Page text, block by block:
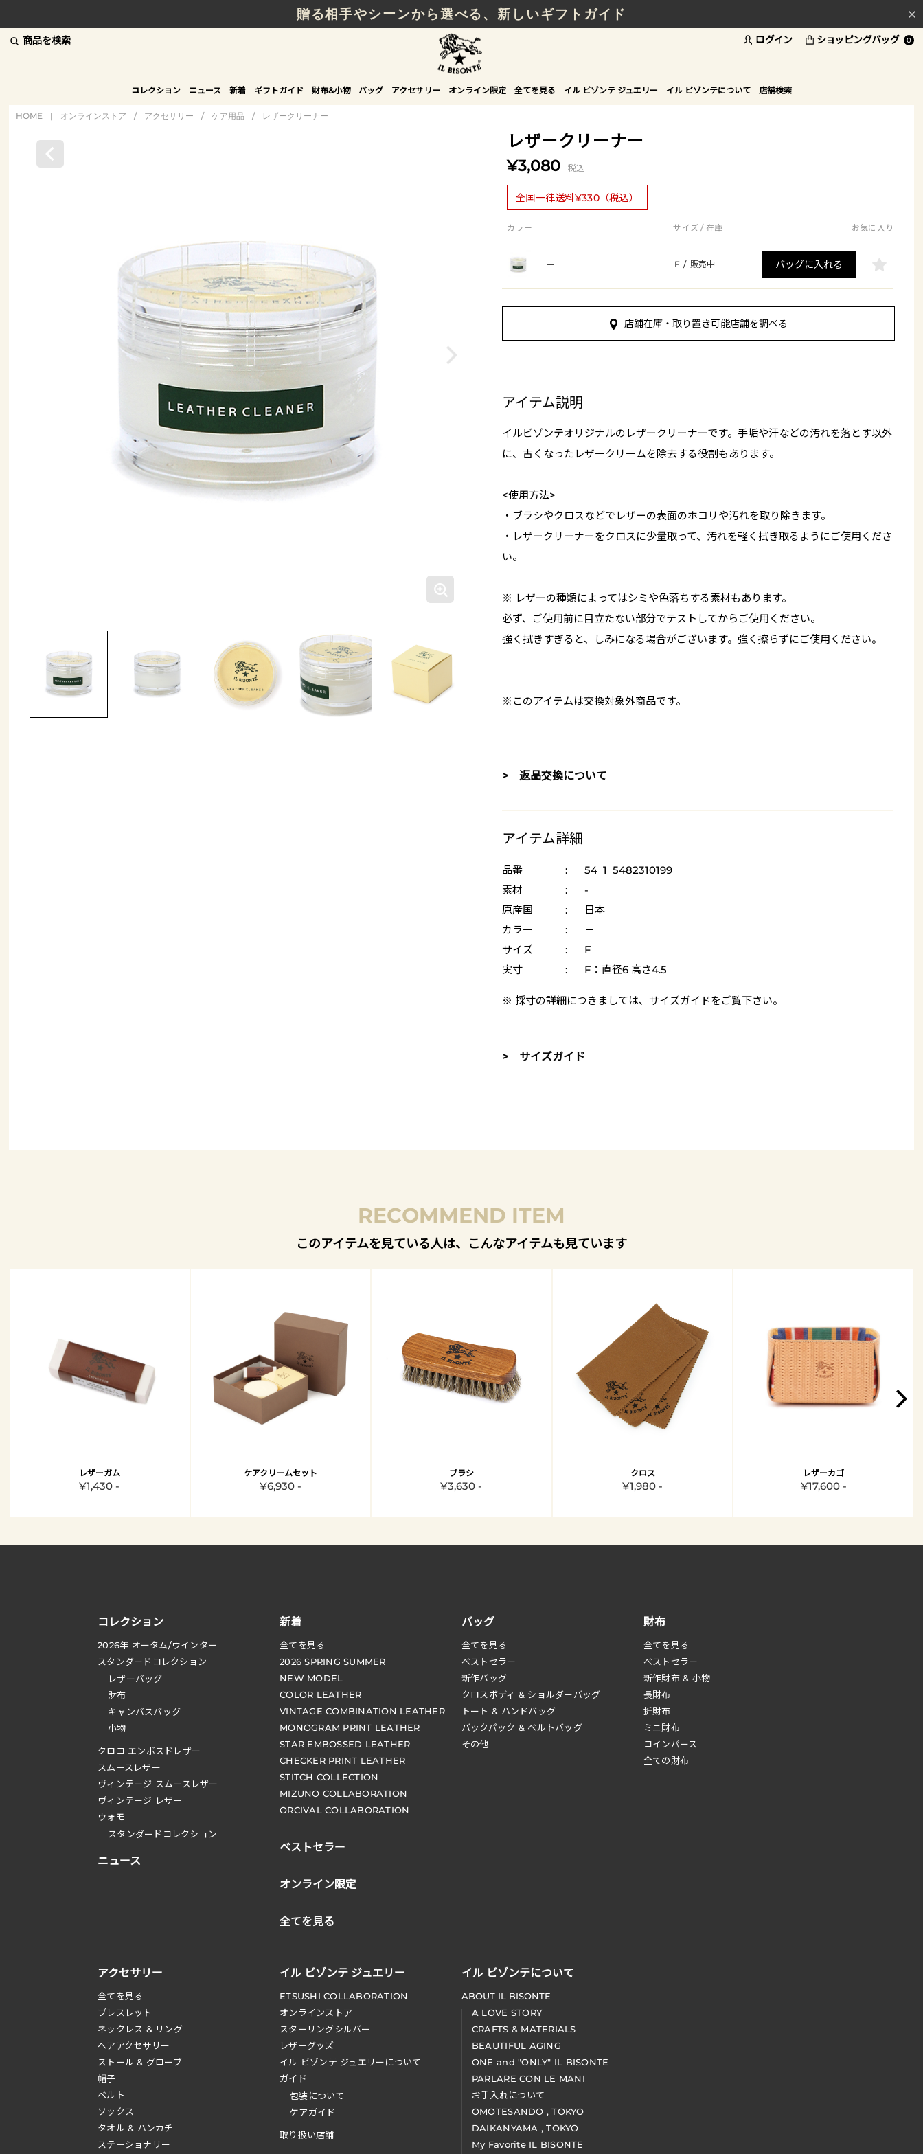
贈る相手やシーンから選べる、新しいギフトガイド
商品を検索 ログイン ショッピングバッグ 0
コレクション ニュース 新着 ギフトガイド 財布&小物 バッグ アクセサリー オンライン限定 全てを見る イル ビゾンテ ジュエリー イル ビゾンテについて 店舗検索
HOME | オンラインストア / アクセサリー / ケア用品 / レザークリーナー
レザークリーナー
¥3,080 税込
全国一律送料¥330（税込）
カラー サイズ / 在庫 お気に入り
－ F / 販売中 バッグに入れる
店舗在庫・取り置き可能店舗を調べる
アイテム説明
イルビゾンテオリジナルのレザークリーナーです。手垢や汗などの汚れを落とす以外
に、古くなったレザークリームを除去する役割もあります。
<使用方法>
・ブラシやクロスなどでレザーの表面のホコリや汚れを取り除きます。
・レザークリーナーをクロスに少量取って、汚れを軽く拭き取るようにご使用くださ
い。
※ レザーの種類によってはシミや色落ちする素材もあります。
必ず、ご使用前に目立たない部分でテストしてからご使用ください。
強く拭きすぎると、しみになる場合がございます。強く擦らずにご使用ください。
※このアイテムは交換対象外商品です。
> 返品交換について
アイテム詳細
品番 :
54_1_5482310199
素材
:
-
原産国
:
日本
カラー
:
－
サイズ
:
F
実寸
: F：直径6 高さ4.5
※ 採寸の詳細につきましては、 サイズガイドをご覧下さい。
> サイズガイド
RECOMMEND ITEM
このアイテムを見ている人は、こんなアイテムも見ています
レザーガム
¥1,430 -
ケアクリームセット
¥6,930 -
ブラシ
¥3,630 -
クロス
¥1,980 -
レザーカゴ
¥17,600 -
コレクション
2026年 オータム/ウインター
スタンダードコレクション
レザーバッグ
財布
キャンバスバッグ
小物
クロコ エンボスドレザー
スムースレザー
ヴィンテージ スムースレザー
ヴィンテージ レザー
ウォモ
スタンダードコレクション
ニュース
新着
全てを見る
2026 SPRING SUMMER
NEW MODEL
COLOR LEATHER
VINTAGE COMBINATION LEATHER
MONOGRAM PRINT LEATHER
STAR EMBOSSED LEATHER
CHECKER PRINT LEATHER
STITCH COLLECTION
MIZUNO COLLABORATION
ORCIVAL COLLABORATION
ベストセラー
オンライン限定
全てを見る
財布
全てを見る
べストセラー
新作財布 & 小物
長財布
折財布
ミニ財布
コインパース
全ての財布
バッグ
全てを見る
ベストセラー
新作バッグ
クロスボディ & ショルダーバッグ
トート & ハンドバッグ
バックパック & ベルトバッグ
その他
アクセサリー
全てを見る
ブレスレット
ネックレス & リング
へアアクセサリー
ストール & グローブ
帽子
ベルト
ソックス
タオル & ハンカチ
ステーショナリー
イル ビゾンテ ジュエリー
ETSUSHI COLLABORATION
オンラインストア
スターリングシルバー
レザーグッズ
イル ビゾンテ ジュエリーについて
ガイド
包装について
ケアガイド
取り扱い店舗
イル ビゾンテについて
ABOUT IL BISONTE
A LOVE STORY
CRAFTS & MATERIALS
BEAUTIFUL AGING
ONE and "ONLY" IL BISONTE
PARLARE CON LE MANI
お手入れについて
OMOTESANDO , TOKYO
DAIKANYAMA , TOKYO
My Favorite IL BISONTE